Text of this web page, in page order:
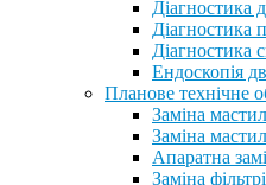
Діагностика
Діагностика
Діагностика
Ендоскопія
Планове технічне
Заміна
Заміна
Апаратна
Заміна